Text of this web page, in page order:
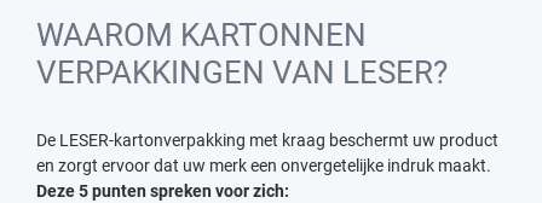
WAAROM KARTONNEN
VERPAKKINGEN VAN LESER?
De LESER-kartonverpakking met kraag beschermt uw product
en zorgt ervoor dat uw merk een onvergetelijke indruk maakt.
Deze 5 punten spreken voor zich: